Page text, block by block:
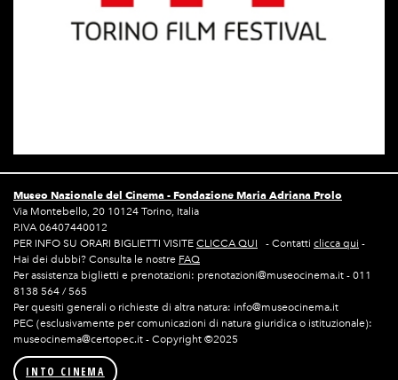
Museo Nazionale del Cinema - Fondazione Maria Adriana Prolo
Via Montebello, 20 10124 Torino, Italia
P.IVA 06407440012
PER INFO SU ORARI BIGLIETTI VISITE CLICCA QUI - Contatti clicca qui -
Hai dei dubbi? Consulta le nostre FAQ
Per assistenza biglietti e prenotazioni: prenotazioni@museocinema.it - 011
8138 564 / 565
Per quesiti generali o richieste di altra natura: info@museocinema.it
PEC (esclusivamente per comunicazioni di natura giuridica o istituzionale):
museocinema@certopec.it - Copyright ©2025
INTO CINEMA